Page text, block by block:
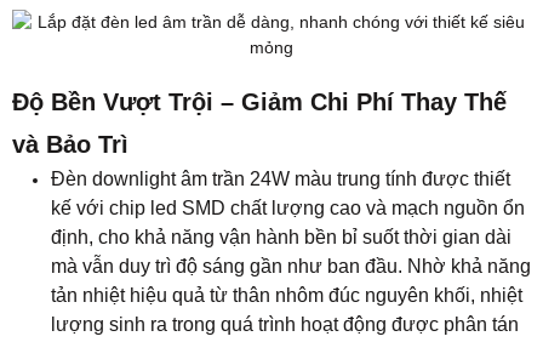
Độ Bền Vượt Trội – Giảm Chi Phí Thay Thế
và Bảo Trì
Đèn downlight âm trần 24W màu trung tính được thiết
kế với chip led SMD chất lượng cao và mạch nguồn ổn
định, cho khả năng vận hành bền bỉ suốt thời gian dài
mà vẫn duy trì độ sáng gần như ban đầu. Nhờ khả năng
tản nhiệt hiệu quả từ thân nhôm đúc nguyên khối, nhiệt
lượng sinh ra trong quá trình hoạt động được phân tán